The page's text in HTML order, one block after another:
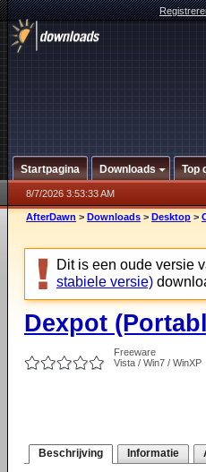
Startpagina Downloads Top
8/7/2026 3:53:33 AM
AfterDawn > Downloads > Desktop >
Dit is een oude versie
stabiele versie)
Dexpot
Freeware
Vista / Win7 / WinXP
Beschrijving Informatie